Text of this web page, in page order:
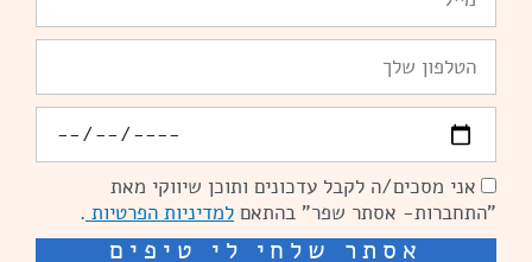
הסכמהאני מסכים/ה לקבל עדכונים ותוכן שיווקי מאת
"התחברות- אסתר שפר" בהתאם למדיניות הפרטיות .
אסתר שלחי לי טיפים